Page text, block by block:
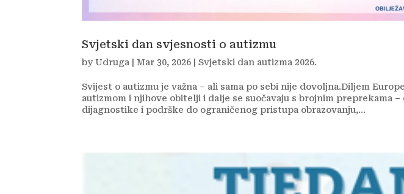
Svjetski dan svjesnosti o autizmu
byUdruga |Mar 30, 2026 |Svjetski dan autizma 2026.
Svijest o autizmu je važna – ali sama po sebi nije dovoljna.Diljem
autizmom i njihove obitelji i dalje se suočavaju s brojnim preprekama
dijagnostike i podrške do ograničenog pristupa obrazovanju,...